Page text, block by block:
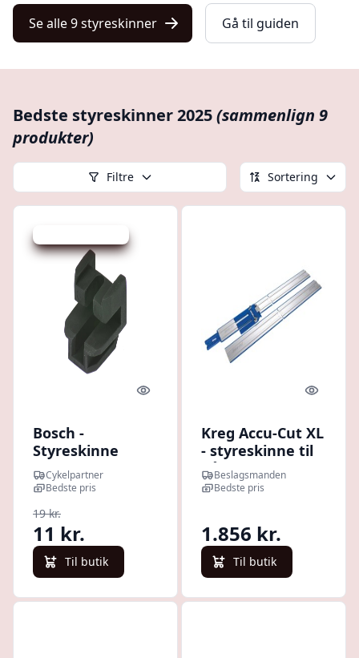
Se alle 9 styreskinner Gå til guiden
Bedste styreskinner 2025(sammenlign 9
produkter)
Filtre Sortering
Quick look
Bosch -
Styreskinne
adapter 4 mm
Cykelpartner
Bedste pris
19 kr.
11 kr.
Til butik
Quick
Kreg Accu-Cut XL
- styreskinne til
hånd rundsav
Beslagsmanden
Bedste pris
1.856 kr.
Til butik